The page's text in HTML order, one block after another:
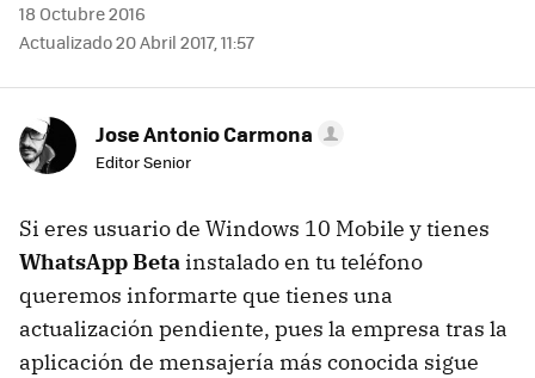
18 Octubre 2016
Actualizado 20 Abril 2017, 11:57
Jose Antonio Carmona
Editor Senior
Si eres usuario de Windows 10 Mobile y tienes
WhatsApp Beta instalado en tu teléfono
queremos informarte que tienes una
actualización pendiente, pues la empresa tras la
aplicación de mensajería más conocida sigue